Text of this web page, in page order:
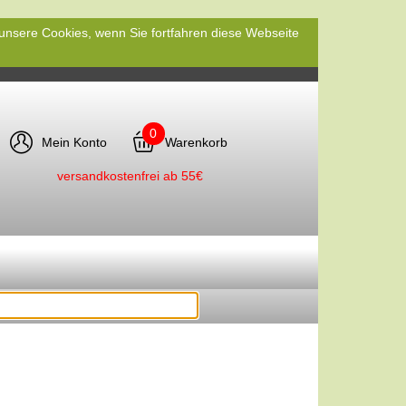
Cookies, wenn Sie fortfahren diese Webseite
Mein Konto
0
Warenkorb
versandkostenfrei ab 55€